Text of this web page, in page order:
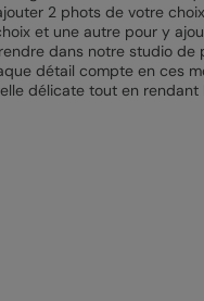
2 phots de votre
et une autre pour y
dans notre studio
détail compte en ces
délicate tout en rendant